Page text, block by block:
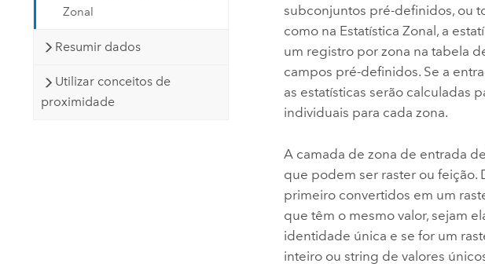
Zonal
Resumir dados
Utilizar conceitos de
proximidade
subconjuntos pré-definidos, ou
como na Estatística Zonal , a
um registro por zona na tabela
campos pré-definidos. Se a
as estatísticas serão calculadas
individuais para cada zona.
A camada de zona de entrada
que podem ser raster ou feição.
primeiro convertidos em um
que têm o mesmo valor, sejam
identidade única e se for um
inteiro ou string de valores